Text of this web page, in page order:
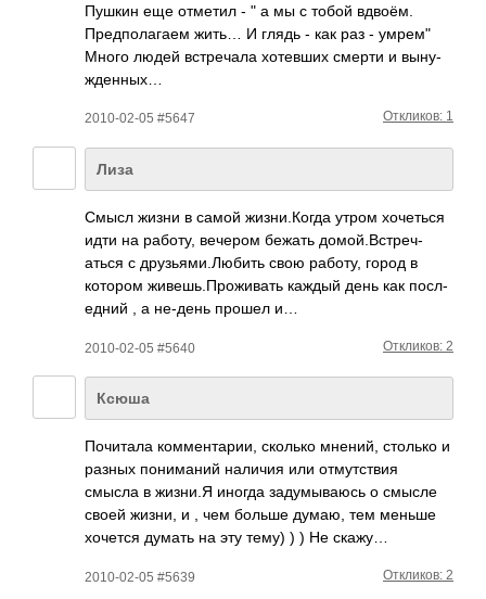
Пушкин еще отметил - " а мы с тобой вдвоём.
Пред­пола­гаем жить… И глядь - как раз - умрем"
Много людей встр­ечала хоте­вших смерти и выну­
жден­ных…
2010-02-05 #5647 Откликов: 1
Лиза
Смысл жизни в самой жизн­и.Ко­гда утром хоче­ться
идти на работу, вечером бежать домо­й.Вс­треч­
аться с друз­ьями­.Люб­ить свою работу, город в
котором живе­шь.П­рожи­вать каждый день как посл­
едний , а не-день прошел и…
2010-02-05 #5640 Откликов: 2
Ксюша
Почи­тала комм­ента­рии, сколько мнений, столько и
разных пони­маний наличия или отму­тствия
смысла в жизни.Я иногда заду­мыва­юсь о смысле
своей жизни, и , чем больше думаю, тем меньше
хочется думать на эту тему) ) ) Не скажу…
2010-02-05 #5639 Откликов: 2